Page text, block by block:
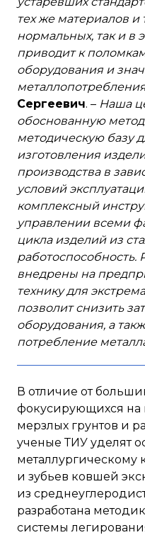
тех же материалов и
нормальных, так и в
приводит к
оборудования и
Сергеевич. – Наша
обоснованную
методическую базу
изготовления
производства в
условий
комплексный
управлении всеми
цикла изделий из
работоспособность.
внедрены на
технику для
позволит снизить
оборудования, а
потребление
В отличие от
фокусирующихся на
мерзлых грунтов и
ученые ТИУ уделят
металлургическому
и зубьев ковшей
из
разработана
системы